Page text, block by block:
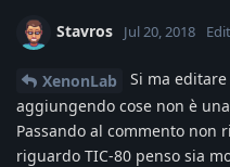
Stavros Jul 20, 2018
XenonLab
Si ma
aggiungendo cose non è
Passando al commento non
riguardo TIC-80 penso sia